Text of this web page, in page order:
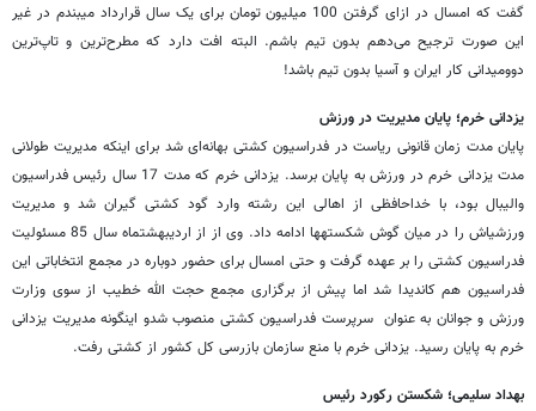
گفت که امسال در ازای گرفتن 100 میلیون تومان برای یک سال قرارداد می‎بندم در غیر
این صورت ترجیح می‌دهم بدون تیم باشم. البته افت دارد که مطرح‌ترین و تاپ‌ترین
دوومیدانی کار ایران و آسیا بدون تیم باشد!
یزدانی خرم؛ پایان مدیریت در ورزش
پایان مدت زمان قانونی ریاست در فدراسیون کشتی بهانه‌ای شد برای اینکه مدیریت طولانی
مدت یزدانی خرم در ورزش به پایان برسد. یزدانی خرم که مدت 17 سال رئیس فدراسیون
والیبال بود، با خداحافظی از اهالی این رشته وارد گود کشتی گیران شد و مدیریت
ورزشی‎اش را در میان گوش شکسته‎ها ادامه داد. وی از از اردیبهشت‎ماه سال 85 مسئولیت
فدراسیون کشتی را بر عهده گرفت و حتی امسال برای حضور دوباره در مجمع انتخاباتی این
فدراسیون هم کاندیدا شد اما پیش از برگزاری مجمع حجت الله خطیب از سوی وزارت
ورزش و جوانان به عنوان سرپرست فدراسیون کشتی منصوب شدو اینگونه مدیریت یزدانی
خرم به پایان رسید. یزدانی خرم با منع سازمان بازرسی کل کشور از کشتی رفت.
بهداد سلیمی؛ شکستن رکورد رئیس